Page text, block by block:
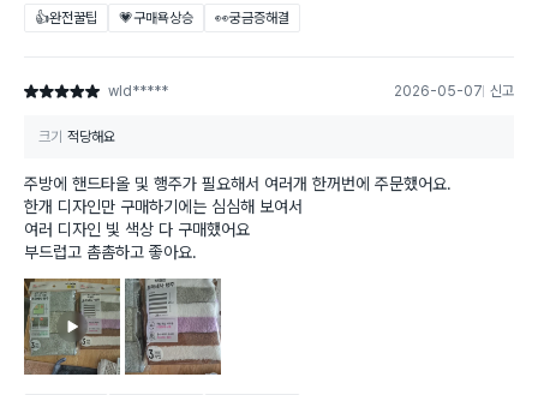
👍완전꿀팁 💗구매욕상승 👀궁금증해결
별점 5점 wld***** 2026-05-07 신고
크기 적당해요
주방에 핸드타올 및 행주가 필요해서 여러개 한꺼번에 주문했어요.
한개 디자인만 구매하기에는 심심해 보여서
여러 디자인 빛 색상 다 구매했어요
부드럽고 촘촘하고 좋아요.